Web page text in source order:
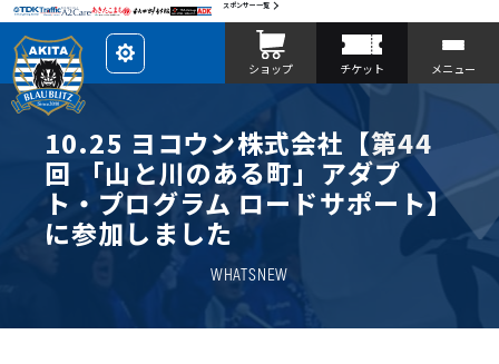
スポンサー一覧
レ
イ
ア
を
カ
ス
タ
マ
イ
ズ
ショップ チケット メニュー
10.25 ヨコウン株式会社【第44
回 「山と川のある町」アダプ
ト・プログラム ロードサポート】
に参加しました
WHATSNEW